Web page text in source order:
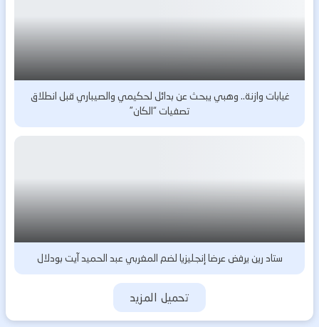
غيابات وازنة.. وهبي يبحث عن بدائل لحكيمي والصيباري قبل انطلاق
تصفيات “الكان”
ستاد رين يرفض عرضا إنجليزيا لضم المغربي عبد الحميد آيت بودلال
تحميل المزيد